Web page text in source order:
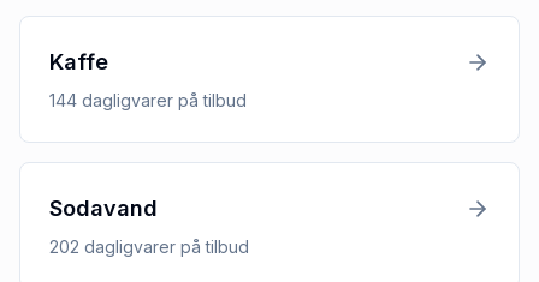
Kaffe
144 dagligvarer på tilbud
Sodavand
202 dagligvarer på tilbud